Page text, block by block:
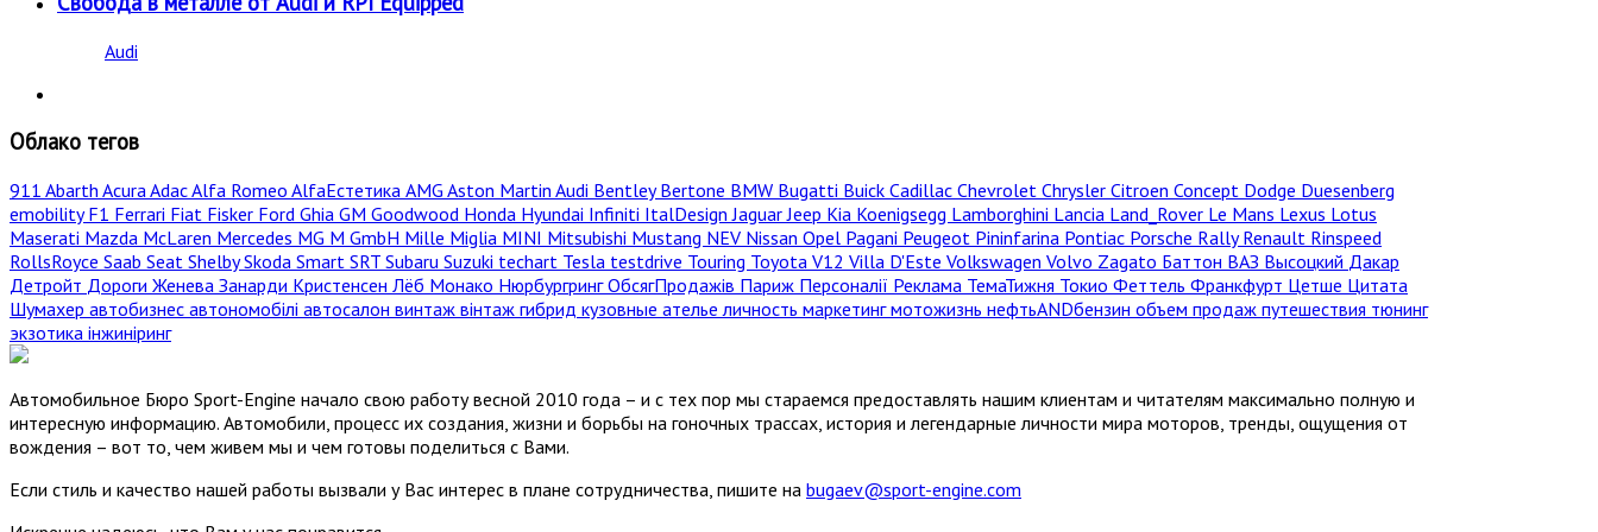
Audi
Облако тегов
911 Abarth AcuraAdacAlfa Romeo AlfaЕстетика AMG Aston Martin Audi BentleyBertone BMW Bugatti Buick Cadillac Chevrolet Chrysler Citroen Concept Dodge Duesenberg
emobilityF1 Ferrari Fiat Fisker Ford Ghia GM Goodwood Honda Hyundai Infiniti ItalDesignJaguarJeep Kia Koenigsegg Lamborghini Lancia Land_Rover Le Mans Lexus Lotus
Maserati Mazda McLaren Mercedes MG M GmbH Mille Miglia MINI Mitsubishi Mustang NEV Nissan Opel Pagani Peugeot Pininfarina Pontiac Porsche RallyRenault Rinspeed
RollsRoyce Saab Seat ShelbySkoda Smart SRT Subaru Suzuki techart Tesla testdrive Touring Toyota V12 Villa D'Este Volkswagen Volvo Zagato Баттон ВАЗ Высоцкий Дакар
Детройт Дороги Женева Занарди Кристенсен Лёб Монако НюрбургрингОбсягПродажів Париж Персоналії Реклама ТемаТижня Токио Феттель Франкфурт Цетше Цитата
Шумахер автобизнес автономобілі автосалон винтаж вінтаж гибрид кузовные ательеличность маркетингмотожизнь нефтьANDбензин объем продаж путешествия тюнинг
экзотика інжиніринг
Автомобильное Бюро Sport-Engine начало свою работу весной 2010 года – и с тех пор мы стараемся предоставлять нашим клиентам и читателям максимально полную и
интересную информацию. Автомобили, процесс их создания, жизни и борьбы на гоночных трассах, история и легендарные личности мира моторов, тренды, ощущения от
вождения – вот то, чем живем мы и чем готовы поделиться с Вами.
Если стиль и качество нашей работы вызвали у Вас интерес в плане сотрудничества, пишите на bugaev@sport-engine.com